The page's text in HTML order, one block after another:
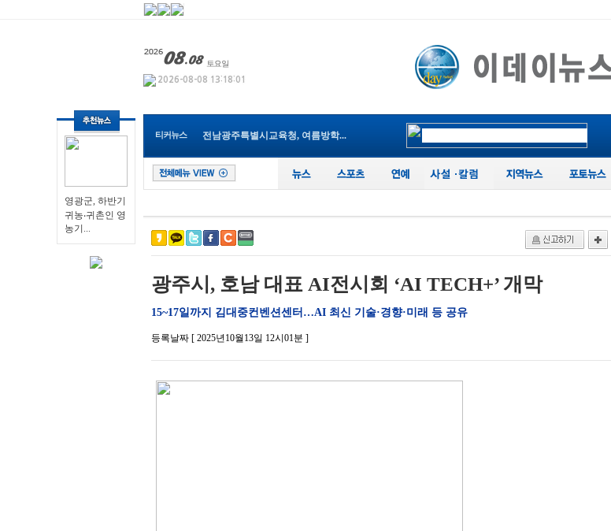
영광군, 하반기
귀농‧귀촌인 영
농기...
티커뉴스
순천시, 순천지역건축사협회와 ...
장성군, 프랑스 요리사들 친환경...
전남광주특별시, 해남서 국내 최...
나주 남평읍 도심속, ‘우리동네...
영광군, 하반기 귀농‧귀촌...
광주시, 호남 대표 AI전시회 ‘AI TECH+’ 개막
15~17일까지 김대중컨벤션센터…AI 최신 기술·경향·미래 등 공유
등록날짜 [ 2025년10월13일 12시01분 ]